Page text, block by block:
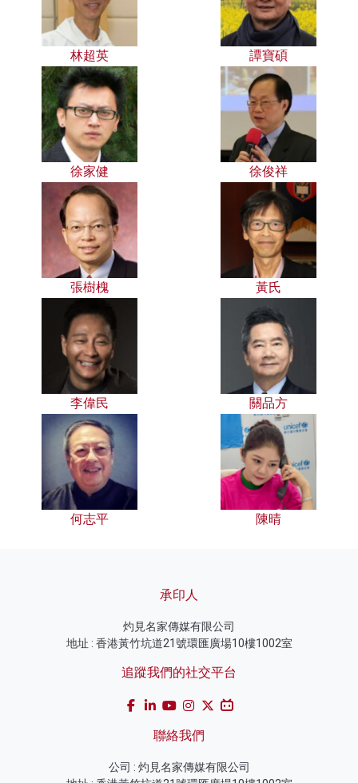
林超英 譚寶碩
徐家健 徐俊祥
張樹槐 黃氏
李偉民 關品方
何志平 陳晴
承印人
灼見名家傳媒有限公司
地址 : 香港黃竹坑道21號環匯廣場10樓1002室
追蹤我們的社交平台
聯絡我們
公司 : 灼見名家傳媒有限公司